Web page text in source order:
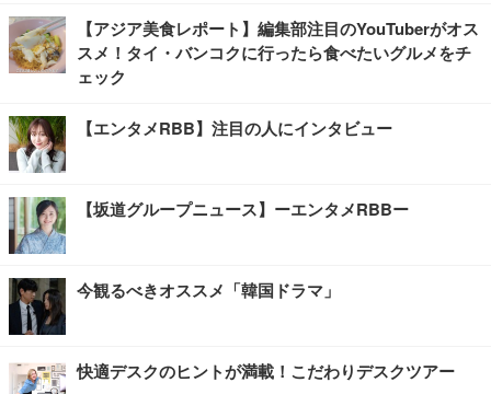
【アジア美食レポート】編集部注目のYouTuberがオス
スメ！タイ・バンコクに行ったら食べたいグルメをチ
ェック
【エンタメRBB】注目の人にインタビュー
【坂道グループニュース】ーエンタメRBBー
今観るべきオススメ「韓国ドラマ」
快適デスクのヒントが満載！こだわりデスクツアー